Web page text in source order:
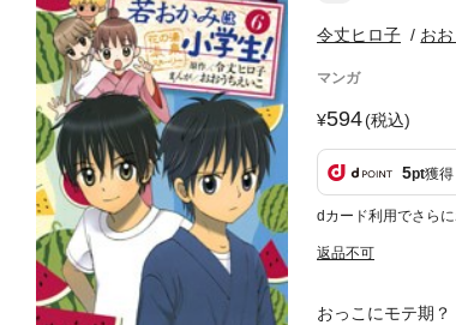
令丈ヒロ子 お
マンガ
594(税込)
5pt獲得
dカード利用でさら
返品不可
おっこにモテ期